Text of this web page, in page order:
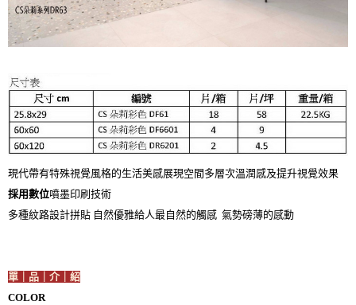
現代帶有特殊視覺風格的生活美感展現空間多層次溫潤感及提升視覺效果
採用數位噴墨印刷技術
多種紋路設計拼貼 自然優雅給人最自然的觸感 氣勢磅薄的感動
單｜品｜介｜紹
COLOR